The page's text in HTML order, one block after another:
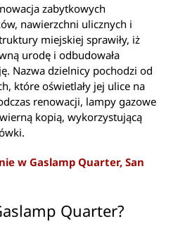
zabytkowych
nawierzchni ulicznych i
miejskiej sprawiły, iż
urodę i odbudowała
Nazwa dzielnicy pochodzi od
które oświetlały jej ulice na
renowacji, lampy gazowe
kopią, wykorzystującą
w Gaslamp Quarter, San
Quarter?